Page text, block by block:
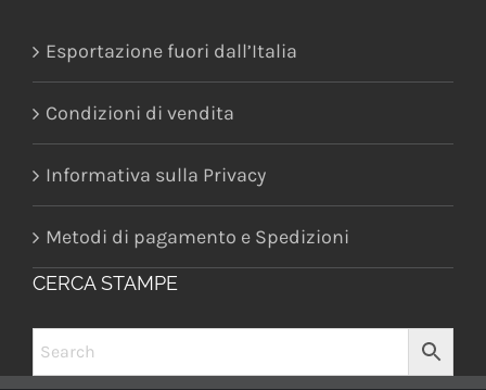
Esportazione fuori dall’Italia
Condizioni di vendita
Informativa sulla Privacy
Metodi di pagamento e Spedizioni
CERCA STAMPE